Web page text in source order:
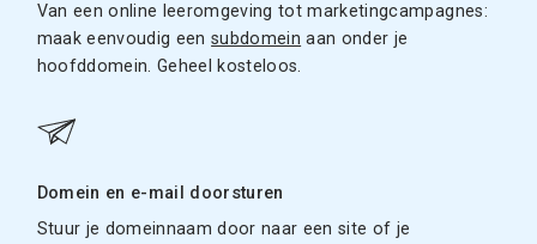
Van een online leeromgeving tot marketingcampagnes:
maak eenvoudig eensubdomein aan onder je
hoofddomein. Geheel kosteloos.
Domein en e-mail doorsturen
Stuur je domeinnaam door naar een site of je